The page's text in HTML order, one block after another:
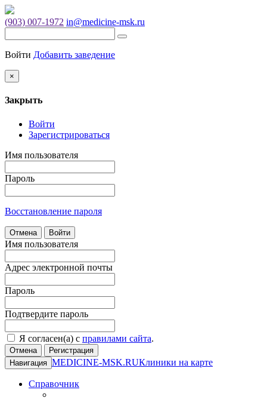
(903) 007-1972 in@medicine-msk.ru
Войти Добавить заведение
×
Закрыть
Войти
Зарегистрироваться
Имя пользователя
Пароль
Восстановление пароля
Отмена Войти
Имя пользователя
Адрес электронной почты
Пароль
Подтвердите пароль
Я согласен(а) с правилами сайта.
Отмена
Регистрация
Навигация MEDICINE-MSK.RUКлиники на карте
Справочник